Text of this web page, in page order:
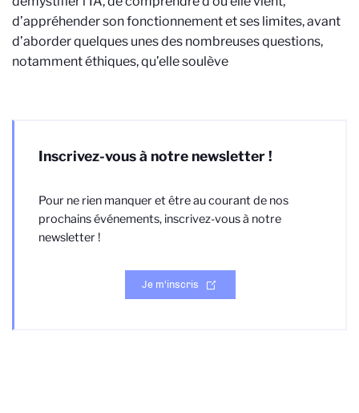
d’appréhender son fonctionnement et ses limites, avant
d’aborder quelques unes des nombreuses questions,
notamment éthiques, qu’elle soulève
Inscrivez-vous à notre newsletter !
Pour ne rien manquer et être au courant de nos
prochains événements, inscrivez-vous à notre
newsletter !
Je m'inscris